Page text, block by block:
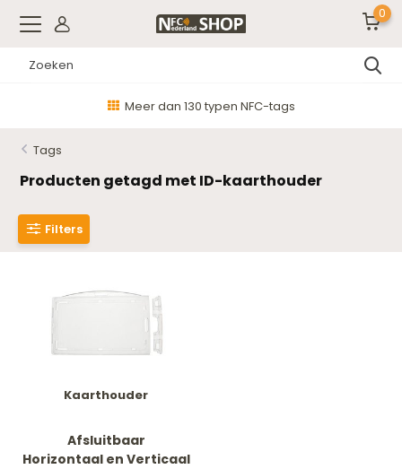
0
Meer dan 130 typen NFC-tags
Tags
Producten getagd met ID-kaarthouder
Filters
Kaarthouder
Afsluitbaar
Horizontaal en Verticaal